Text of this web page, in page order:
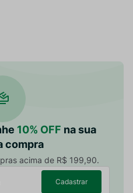
10% OFF na sua
compra
acima de R$ 199,90.
Cadastrar